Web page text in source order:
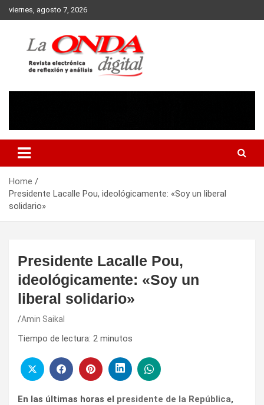
Skip
to
viernes, agosto 7, 2026
Home
Presidente Lacalle Pou, ideológicamente: «Soy un liberal
solidario»
Presidente Lacalle Pou,
ideológicamente: «Soy un
liberal solidario»
Amin Saikal
Tiempo de lectura: 2 minutos
En las últimas horas el presidente de la República,